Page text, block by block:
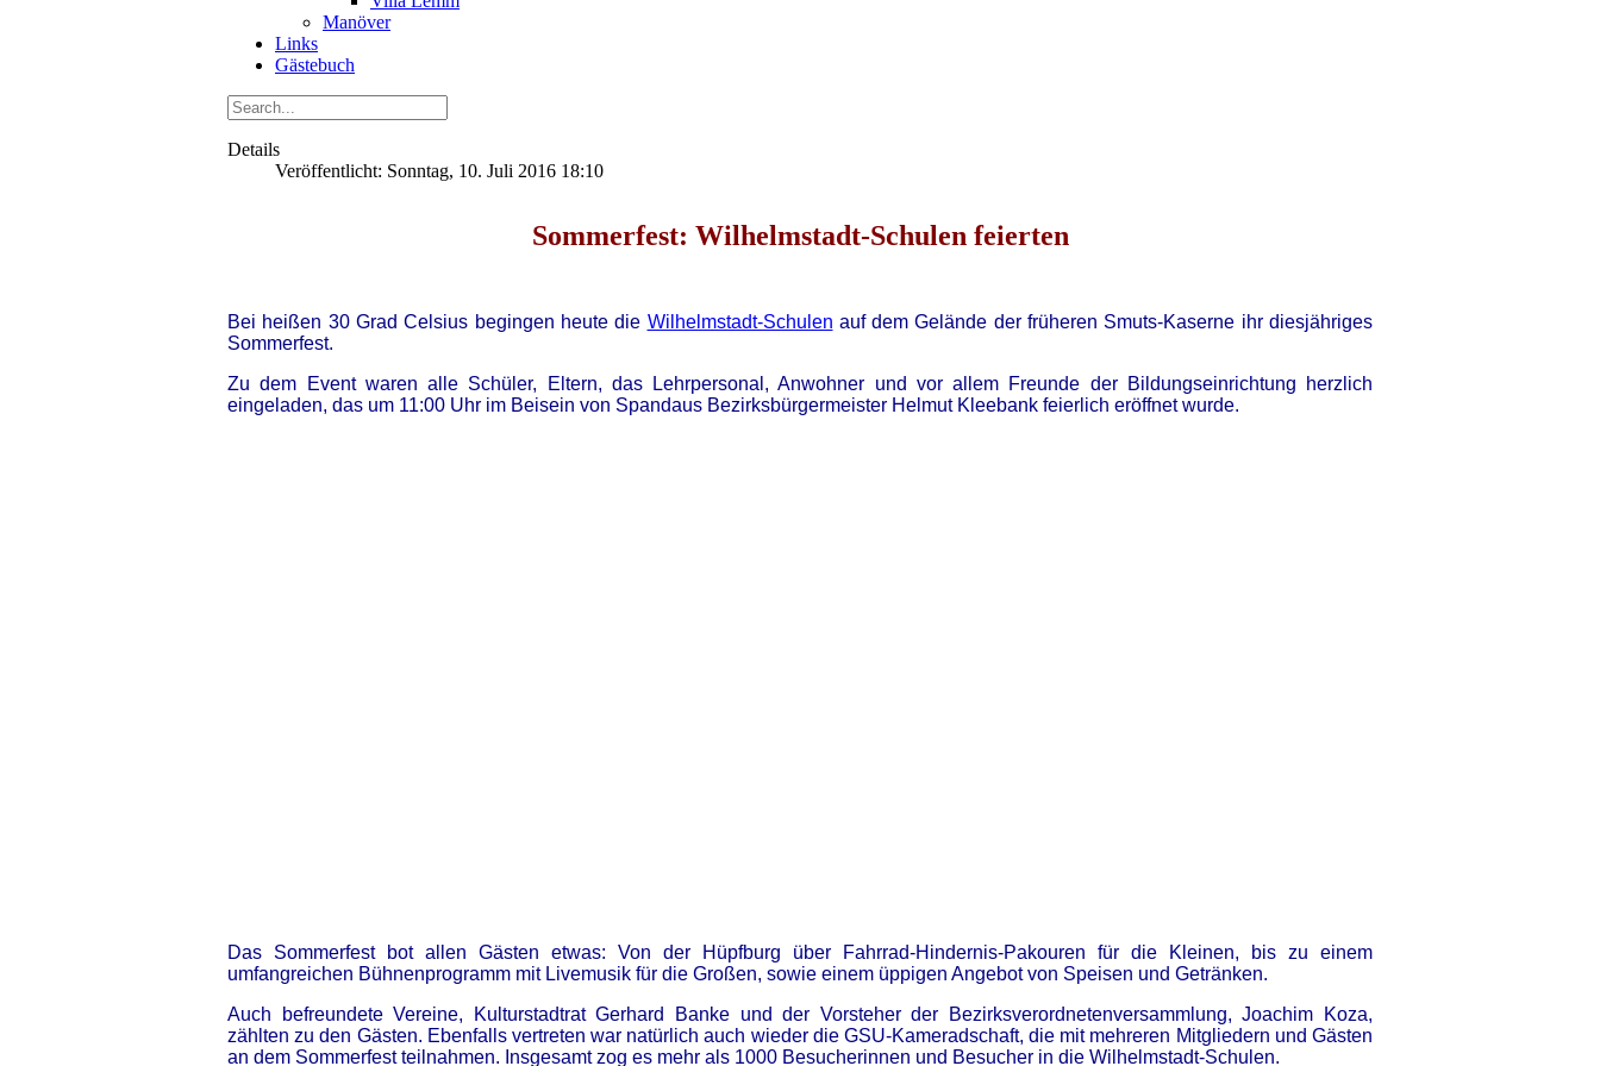
Manöver
Links
Gästebuch
Details
Veröffentlicht: Sonntag, 10. Juli 2016 18:10
Sommerfest: Wilhelmstadt-Schulen feierten
Bei heißen 30 Grad Celsius begingen heute die Wilhelmstadt-Schulen auf dem Gelände der früheren Smuts-Kaserne ihr diesjähriges
Sommerfest.
Zu dem Event waren alle Schüler, Eltern, das Lehrpersonal, Anwohner und vor allem Freunde der Bildungseinrichtung herzlich
eingeladen, das um 11:00 Uhr im Beisein von Spandaus Bezirksbürgermeister Helmut Kleebank feierlich eröffnet wurde.
Das Sommerfest bot allen Gästen etwas: Von der Hüpfburg über Fahrrad-Hindernis-Pakouren für die Kleinen, bis zu einem
umfangreichen Bühnenprogramm mit Livemusik für die Großen, sowie einem üppigen Angebot von Speisen und Getränken.
Auch befreundete Vereine, Kulturstadtrat Gerhard Banke und der Vorsteher der Bezirksverordnetenversammlung, Joachim Koza,
zählten zu den Gästen. Ebenfalls vertreten war natürlich auch wieder die GSU-Kameradschaft, die mit mehreren Mitgliedern und Gästen
an dem Sommerfest teilnahmen. Insgesamt zog es mehr als 1000 Besucherinnen und Besucher in die Wilhelmstadt-Schulen.